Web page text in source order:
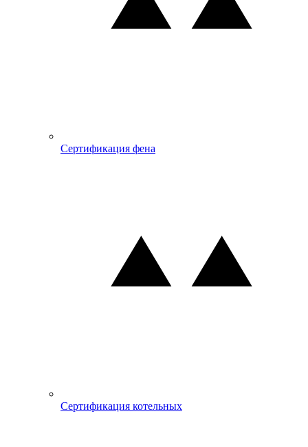
Сертификация фена
Сертификация котельных